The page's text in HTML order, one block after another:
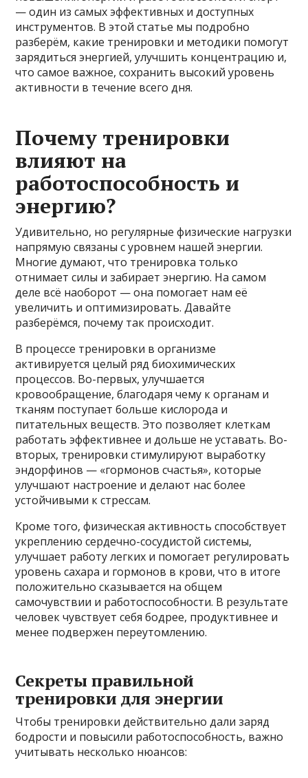
— один из самых эффективных и доступных
инструментов. В этой статье мы подробно
разберём, какие тренировки и методики помогут
зарядиться энергией, улучшить концентрацию и,
что самое важное, сохранить высокий уровень
активности в течение всего дня.
Почему тренировки
влияют на
работоспособность и
энергию?
Удивительно, но регулярные физические нагрузки
напрямую связаны с уровнем нашей энергии.
Многие думают, что тренировка только
отнимает силы и забирает энергию. На самом
деле всё наоборот — она помогает нам её
увеличить и оптимизировать. Давайте
разберёмся, почему так происходит.
В процессе тренировки в организме
активируется целый ряд биохимических
процессов. Во-первых, улучшается
кровообращение, благодаря чему к органам и
тканям поступает больше кислорода и
питательных веществ. Это позволяет клеткам
работать эффективнее и дольше не уставать. Во-
вторых, тренировки стимулируют выработку
эндорфинов — «гормонов счастья», которые
улучшают настроение и делают нас более
устойчивыми к стрессам.
Кроме того, физическая активность способствует
укреплению сердечно-сосудистой системы,
улучшает работу легких и помогает регулировать
уровень сахара и гормонов в крови, что в итоге
положительно сказывается на общем
самочувствии и работоспособности. В результате
человек чувствует себя бодрее, продуктивнее и
менее подвержен переутомлению.
Секреты правильной
тренировки для энергии
Чтобы тренировки действительно дали заряд
бодрости и повысили работоспособность, важно
учитывать несколько нюансов: